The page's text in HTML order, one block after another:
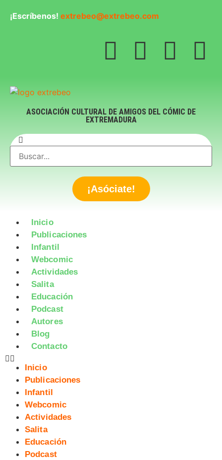
¡Escríbenos! extrebeo@extrebeo.com
ASOCIACIÓN CULTURAL DE AMIGOS DEL CÓMIC DE
EXTREMADURA
¡Asóciate!
Inicio
Publicaciones
Infantil
Webcomic
Actividades
Salita
Educación
Podcast
Autores
Blog
Contacto
Inicio
Publicaciones
Infantil
Webcomic
Actividades
Salita
Educación
Podcast